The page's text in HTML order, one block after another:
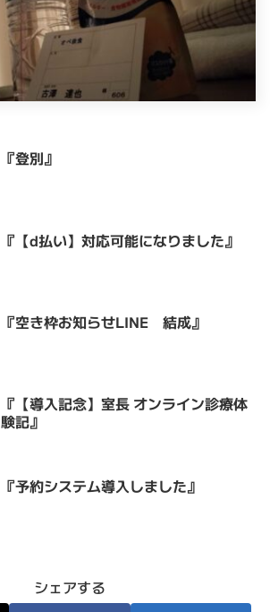
『登別』
『【d払い】対応可能になりました』
『空き枠お知らせLINE 結成』
『【導入記念】室長 オンライン診療体
験記』
『予約システム導入しました』
シェアする